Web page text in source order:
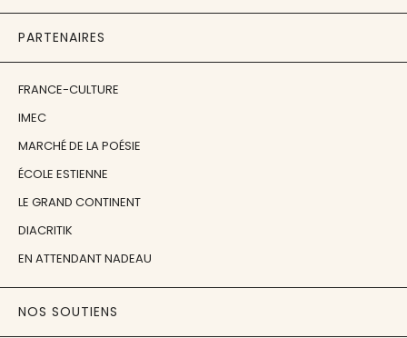
PARTENAIRES
FRANCE-CULTURE
IMEC
MARCHÉ DE LA POÉSIE
ÉCOLE ESTIENNE
LE GRAND CONTINENT
DIACRITIK
EN ATTENDANT NADEAU
NOS SOUTIENS